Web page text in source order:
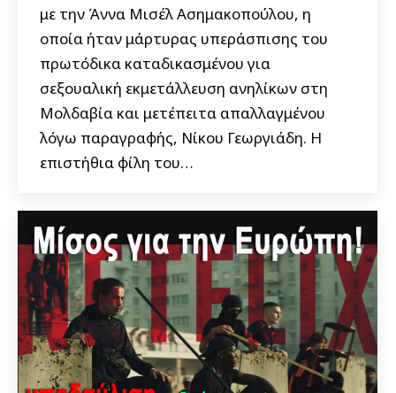
με την Άννα Μισέλ Ασημακοπούλου, η
οποία ήταν μάρτυρας υπεράσπισης του
πρωτόδικα καταδικασμένου για
σεξουαλική εκμετάλλευση ανηλίκων στη
Μολδαβία και μετέπειτα απαλλαγμένου
λόγω παραγραφής, Νίκου Γεωργιάδη. Η
επιστήθια φίλη του…